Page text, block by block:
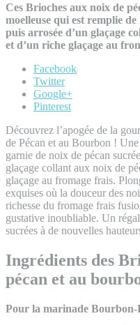
Ces Brioches aux noix de
moelleuse qui est remplie
puis arrosée d’un glaçage
et d’un riche glaçage au
Facebook
Twitter
Google+
Pinterest
Découvrez l’apogée de la
de Pécan et au Bourbon !
garnie de noix de pécan
glaçage collant aux noix de
glaçage au fromage frais.
exquises où la douceur des
richesse du fromage frais
gustative inoubliable. Un
sucrées à de nouvelles
Ingrédients des
pécan et au
Pour la marinade Bourbon-